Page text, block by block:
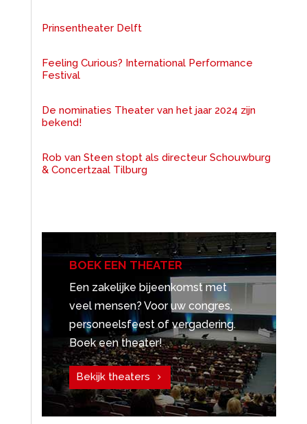
Prinsentheater Delft
Feeling Curious? International Performance
Festival
De nominaties Theater van het jaar 2024 zijn
bekend!
Rob van Steen stopt als directeur Schouwburg
& Concertzaal Tilburg
BOEK EEN THEATER
Een zakelijke bijeenkomst met
veel mensen? Voor uw congres,
personeelsfeest of vergadering.
Boek een theater!
Bekijk theaters